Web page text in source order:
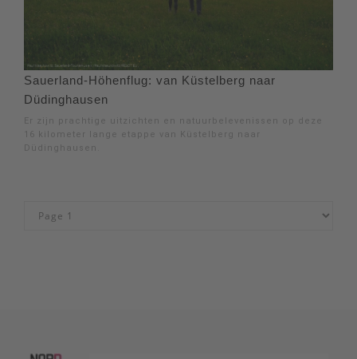
Sauerland-Höhenflug: van Küstelberg naar
Düdinghausen
Er zijn prachtige uitzichten en natuurbelevenissen op deze
16 kilometer lange etappe van Küstelberg naar
Düdinghausen.